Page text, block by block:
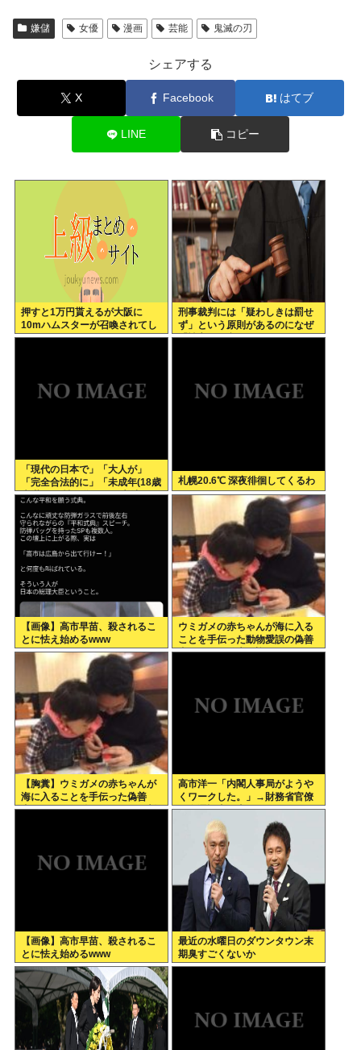
嫌儲 女優 漫画 芸能 鬼滅の刃
シェアする
X Facebook はてブ
LINE コピー
押すと1万円貰えるが大阪に
10mハムスターが召喚されてし
まうボタン
刑事裁判には「疑わしきは罰せ
ず」という原則があるのになぜ
「性交の同意がなかった」とい
「現代の日本で」「大人が」
「完全合法的に」「未成年(18歳
未満)」と性行為をする方法って
札幌20.6℃ 深夜徘徊してくるわ
【画像】高市早苗、殺されるこ
とに怯え始めるwww
ウミガメの赤ちゃんが海に入る
ことを手伝った動物愛誤の偽善
者、最悪の結末を迎える
【胸糞】ウミガメの赤ちゃんが
海に入ることを手伝った偽善
者、最悪の行動だったことが判
高市洋一「内閣人事局がようや
くワークした。」→財務省官僚
の左遷記事を喜んでポスト
【画像】高市早苗、殺されるこ
とに怯え始めるwww
最近の水曜日のダウンタウン末
期臭すごくないか